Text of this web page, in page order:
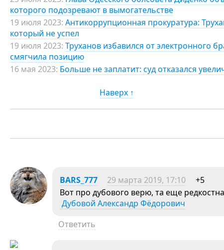
которого подозревают в вымогательстве
19 июля 2023: Антикоррупционная прокуратура:
который не успел
19 июля 2023: Труханов избавился от электронного
смягчила позицию
16 мая 2023: Больше не заплатит: суд отказался
Наверх ↑
BARS_777 29 марта 2019, 17:10
+5
Вот про дубового верю, та еще
Дубовой Александр Фёдорович
Ответить